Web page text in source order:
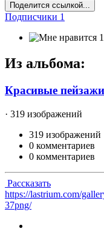
Поделится ссылкой...
Подписчики 1
1
Из альбома:
Красивые
· 319 изображений
319 изображений
0 комментариев
0 комментариев
Рассказать
https://lastrium.com/
37png/